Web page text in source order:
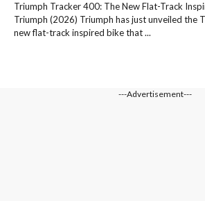
Triumph Tracker 400: The New Flat-Track
Triumph (2026) Triumph has just unveiled the
new flat-track inspired bike that ...
---Advertisement---